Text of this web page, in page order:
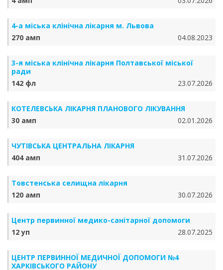
4-а міська клінічна лікарня м. Львова
270 амп
04.08.2023
3-я міська клінічна лікарня Полтавської міської
ради
142 фл
23.07.2026
КОТЕЛЕВСЬКА ЛІКАРНЯ ПЛАНОВОГО ЛІКУВАННЯ
30 амп
02.01.2026
ЧУТІВСЬКА ЦЕНТРАЛЬНА ЛІКАРНЯ
404 амп
31.07.2026
Товстенська селищна лікарня
120 амп
30.07.2026
Центр первинної медико-санітарної допомоги
12 уп
28.07.2025
ЦЕНТР ПЕРВИННОЇ МЕДИЧНОЇ ДОПОМОГИ №4
ХАРКІВСЬКОГО РАЙОНУ